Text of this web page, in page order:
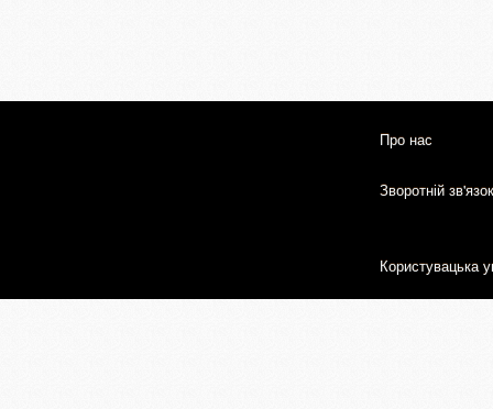
Про нас
Зворотній зв'язок
Користувацька